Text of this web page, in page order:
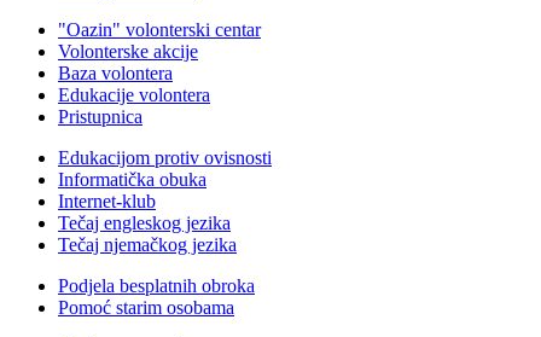
"Oazin" volonterski centar
Volonterske akcije
Baza volontera
Edukacije volontera
Pristupnica
Edukacijom protiv ovisnosti
Informatička obuka
Internet-klub
Tečaj engleskog jezika
Tečaj njemačkog jezika
Podjela besplatnih obroka
Pomoć starim osobama